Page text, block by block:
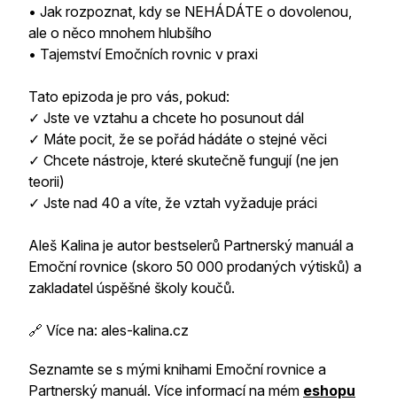
• Jak rozpoznat, kdy se NEHÁDÁTE o dovolenou,
ale o něco mnohem hlubšího
• Tajemství Emočních rovnic v praxi
Tato epizoda je pro vás, pokud:
✓ Jste ve vztahu a chcete ho posunout dál
✓ Máte pocit, že se pořád hádáte o stejné věci
✓ Chcete nástroje, které skutečně fungují (ne jen
teorii)
✓ Jste nad 40 a víte, že vztah vyžaduje práci
Aleš Kalina je autor bestselerů Partnerský manuál a
Emoční rovnice (skoro 50 000 prodaných výtisků) a
zakladatel úspěšné školy koučů.
🔗 Více na: ales-kalina.cz
Seznamte se s mými knihami Emoční rovnice a
Partnerský manuál. Více informací na mém eshopu